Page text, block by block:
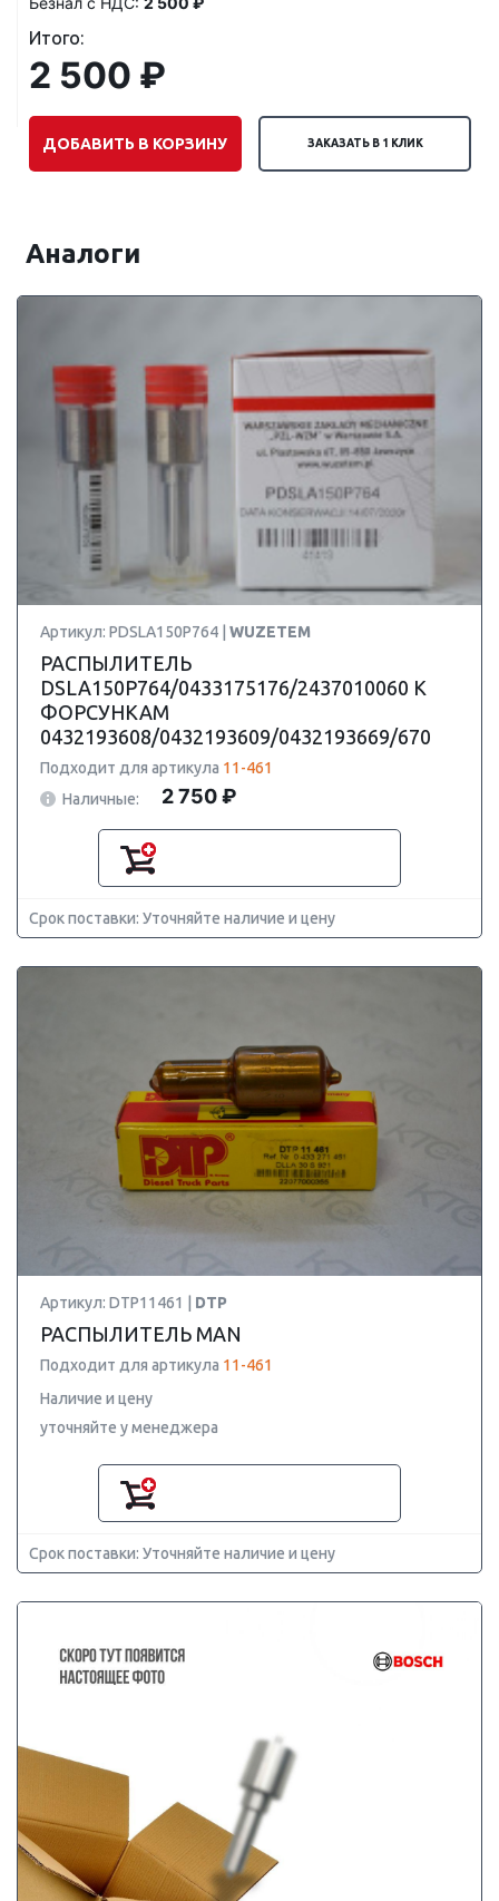
Итого:
2 500 ₽
ДОБАВИТЬ В КОРЗИНУ ЗАКАЗАТЬ В 1 КЛИК
Аналоги
Артикул: PDSLA150P764 | WUZETEM
РАСПЫЛИТЕЛЬ
DSLA150P764/0433175176/2437010060 К
ФОРСУНКАМ
0432193608/0432193609/0432193669/670
Подходит для артикула 11-461
Наличные:
2 750 ₽
Срок поставки: Уточняйте наличие и цену
Артикул: DTP11461 | DTP
РАСПЫЛИТЕЛЬ MAN
Подходит для артикула 11-461
Наличие и цену
уточняйте у менеджера
Срок поставки: Уточняйте наличие и цену